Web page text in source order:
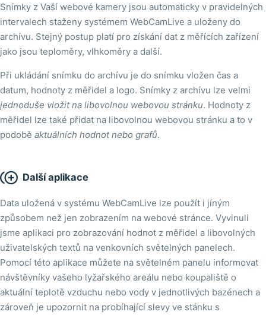
Snímky z Vaší webové kamery jsou automaticky v pravidelných
intervalech staženy systémem WebCamLive a uloženy do
archívu. Stejný postup platí pro získání dat z měřících zařízení
jako jsou teploměry, vlhkoměry a další.
Při ukládání snímku do archívu je do snímku vložen čas a
datum, hodnoty z měřidel a logo. Snímky z archívu lze velmi
jednoduše vložit na libovolnou webovou stránku. Hodnoty z
měřidel lze také přidat na libovolnou webovou stránku a to v
podobě aktuálních hodnot nebo grafů.
 Další aplikace
Data uložená v systému WebCamLive lze použít i jíným
způsobem než jen zobrazením na webové stránce. Vyvinuli
jsme aplikaci pro zobrazování hodnot z měřidel a libovolných
uživatelských textů na venkovních světelných panelech.
Pomocí této aplikace můžete na světelném panelu informovat
návštěvníky vašeho lyžařského areálu nebo koupaliště o
aktuální teplotě vzduchu nebo vody v jednotlivých bazénech a
zároveň je upozornit na probíhající slevy ve stánku s